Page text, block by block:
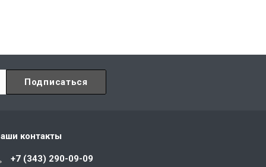
контакты
+7 (343) 290-09-09